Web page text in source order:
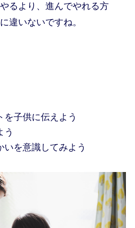
るより、進んでやれる方
違いないですね。
を子供に伝えよう
う
いを意識してみよう